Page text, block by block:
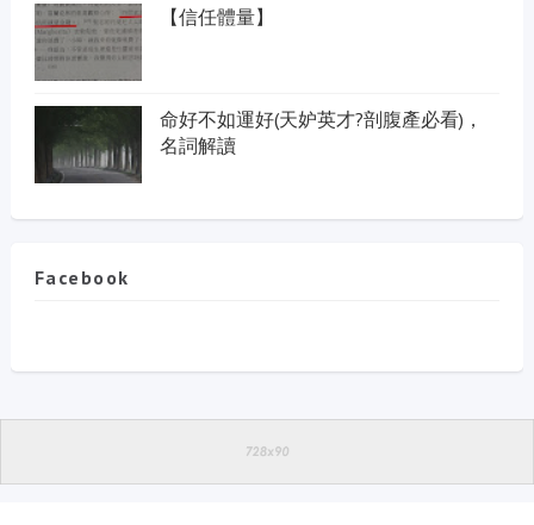
【信任體量】
命好不如運好(天妒英才?剖腹產必看)，
名詞解讀
Facebook